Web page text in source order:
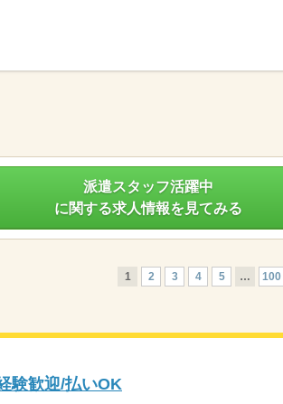
派遣スタッフ活躍中
に関する求人情報を見てみる
1 2 3 4 5 … 100
験歓迎/払いOK